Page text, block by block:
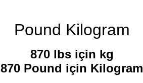
Pound Kilogram
870 lbs için kg
870 Pound için Kilogram